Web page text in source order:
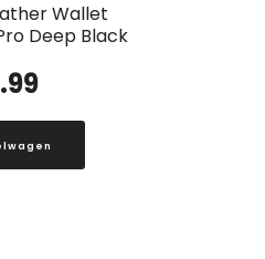
Wallet
Deep Black